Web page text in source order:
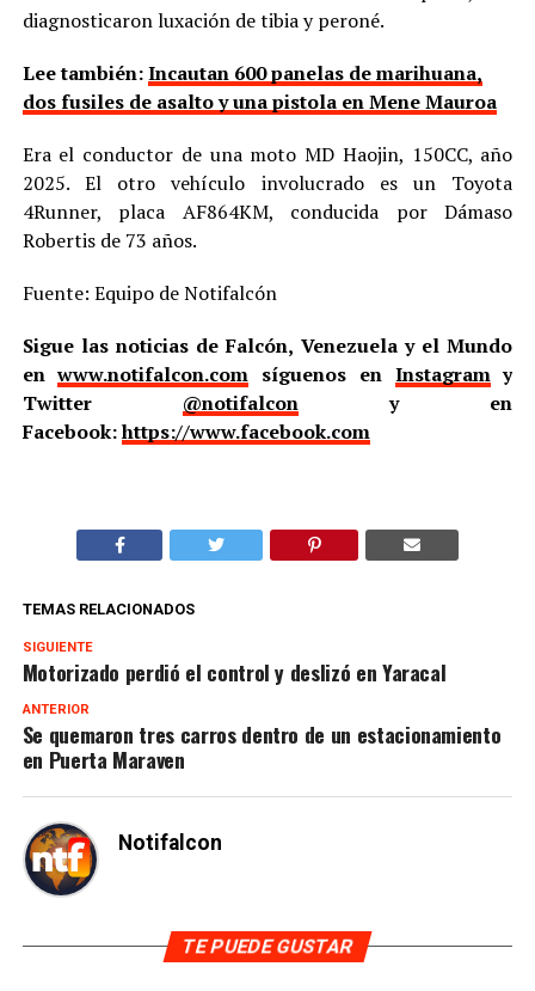
diagnosticaron luxación de tibia y peroné.
Lee también:Incautan 600 panelas de marihuana,
dos fusiles de asalto y una pistola en Mene Mauroa
Era el conductor de una moto MD Haojin, 150CC, año
2025. El otro vehículo involucrado es un Toyota
4Runner, placa AF864KM, conducida por Dámaso
Robertis de 73 años.
Fuente: Equipo de Notifalcón
Sigue las noticias de Falcón, Venezuela y el Mundo
enwww.notifalcon.com síguenos en Instagramy
Twitter @notifalcony en
Facebook:https://www.facebook.com
TEMAS RELACIONADOS
SIGUIENTE
Motorizado perdió el control y deslizó en Yaracal
ANTERIOR
Se quemaron tres carros dentro de un estacionamiento
en Puerta Maraven
Notifalcon
TE PUEDE GUSTAR